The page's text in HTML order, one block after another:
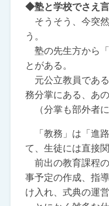
◆塾と学校でさえ
そうそう、今突
う。
塾の先生方から
とがある。
元公立教員であ
務分掌にある、あ
（分掌も部外者に
「教務」は「進
て、生徒には直接
前出の教育課程
事予定の作成、指
け入れ、式典の運営